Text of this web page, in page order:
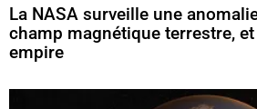
La NASA surveille une
champ magnétique terrestre,
empire